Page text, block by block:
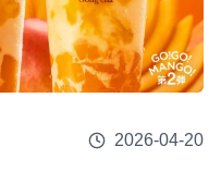
2026-04-20